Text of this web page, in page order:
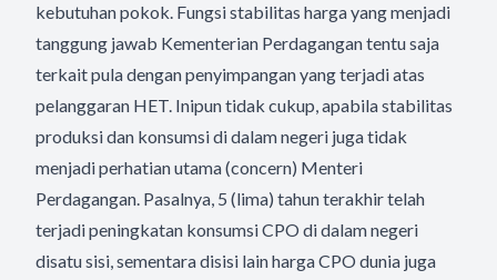
kebutuhan pokok. Fungsi stabilitas harga yang menjadi
tanggung jawab Kementerian Perdagangan tentu saja
terkait pula dengan penyimpangan yang terjadi atas
pelanggaran HET. Inipun tidak cukup, apabila stabilitas
produksi dan konsumsi di dalam negeri juga tidak
menjadi perhatian utama (concern) Menteri
Perdagangan. Pasalnya, 5 (lima) tahun terakhir telah
terjadi peningkatan konsumsi CPO di dalam negeri
disatu sisi, sementara disisi lain harga CPO dunia juga